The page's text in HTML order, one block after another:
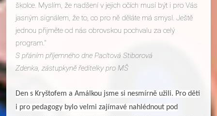
školce. Myslím, že nadšení v jejich očích musí být i pro Vás
jasným signálem, že to, co pro ně děláte má smysl. Ještě
jednou přijměte od nás obrovskou pochvalu za celý
program.
S přáním příjemného dne Pacltová Stiborová
Zdenka, zástupkyně ředitelky pro MŠ
Den s Kryštofem a Amálkou jsme si nesmírně užili. Pro děti
i pro pedagogy bylo velmi zajímavé nahlédnout pod